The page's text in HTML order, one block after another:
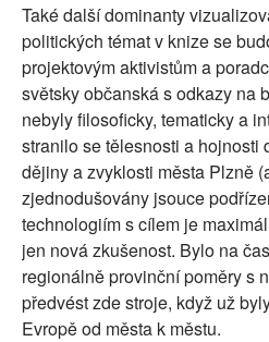
Také další dominanty
politických témat v knize se
projektovým aktivistům a
světsky občanská s odkazy na
nebyly filosoficky, tematicky a
stranilo se tělesnosti a hojnosti
dějiny a zvyklosti města Plzně
zjednodušovány jsouce
technologiím s cílem je
jen nová zkušenost. Bylo na
regionálně provinční poměry s
předvést zde stroje, když už
Evropě od města k městu.